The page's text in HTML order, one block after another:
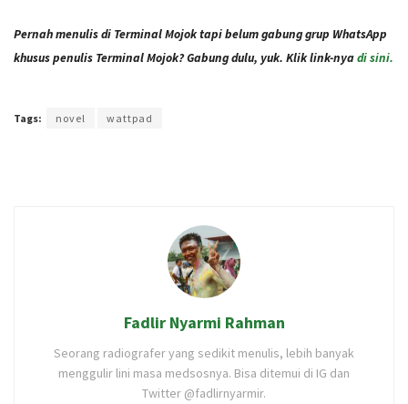
Pernah menulis di Terminal Mojok tapi belum gabung grup WhatsApp
khusus penulis Terminal Mojok? Gabung dulu, yuk. Klik link-nyadi sini.
Tags: novel wattpad
Fadlir Nyarmi Rahman
Seorang radiografer yang sedikit menulis, lebih banyak
menggulir lini masa medsosnya. Bisa ditemui di IG dan
Twitter @fadlirnyarmir.